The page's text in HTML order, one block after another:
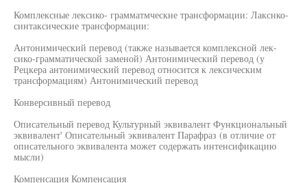
Комплексные лексико- грамматмческне трансформации: Лакснко-
синтаксические трансформации:
Антонимический перевод (также называется комплексной лек-
сико-грамматической заменой) Антонимический перевод (у
Рецкера антонимический перевод относится к лексическим
трансформациям) Антонимический перевод
Конверсивный перевод
Описательный перевод Культурный эквивалент Функциональный
эквивалент' Описательный эквивалент Парафраз (в отличие от
описательного эквивалента может содержать интенсификацию
мысли)
Компенсация Компенсация